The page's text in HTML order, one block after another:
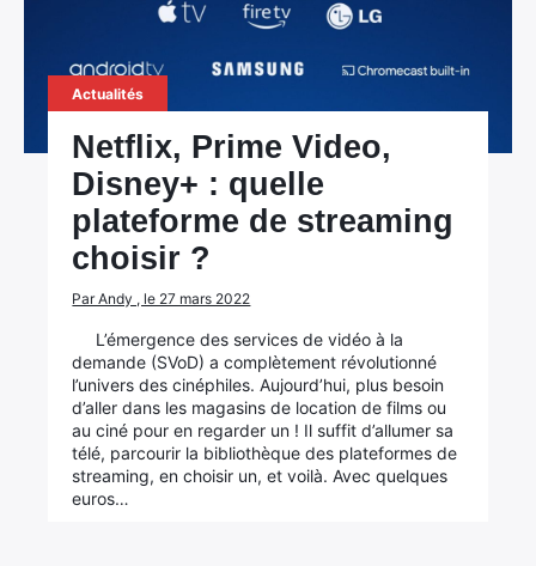
Actualités
Netflix, Prime Video,
Disney+ : quelle
plateforme de streaming
choisir ?
Par Andy , le 27 mars 2022
L’émergence des services de vidéo à la
demande (SVoD) a complètement révolutionné
l’univers des cinéphiles. Aujourd’hui, plus besoin
d’aller dans les magasins de location de films ou
au ciné pour en regarder un ! Il suffit d’allumer sa
télé, parcourir la bibliothèque des plateformes de
streaming, en choisir un, et voilà. Avec quelques
euros…